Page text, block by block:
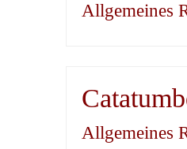
Allgemeines
Allgemeines